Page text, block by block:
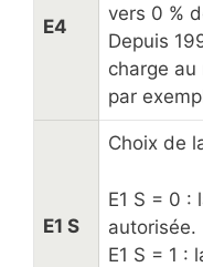
E4
vers 0 %
Depuis
charge au
par
E1 S
Choix de
E1 S = 0 :
autorisée.
E1 S = 1 :